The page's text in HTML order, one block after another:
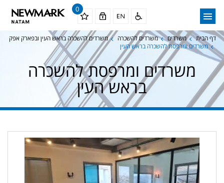
0
דף הבית משרדים משרדים להשכרה
משרדים להשכרה בראש העין ובפארק אפק
משרדים ומרפסת להשכרה בראש העין
משרדים ומרפסת להשכרה
בראש העין